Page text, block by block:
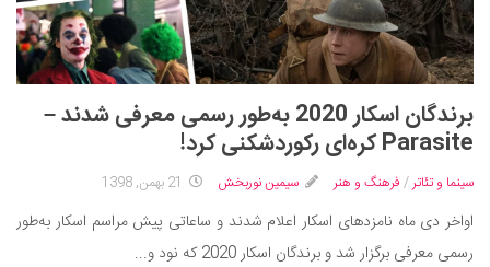
برندگان اسکار 2020 به‌طور رسمی معرفی شدند –
Parasite کره‌ای رکوردشکنی کرد!
سینما و تئاتر/ فرهنگ و هنر سیمین نوربخش 21 بهمن, 1398
اواخر دی ماه نامزدهای اسکار اعلام شدند و ساعاتی پیش مراسم اسکار به‌طور
رسمی معرفی برگزار شد و برندگان اسکار 2020 که نود و...